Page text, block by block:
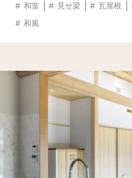
和室
見せ梁 瓦屋根
和風